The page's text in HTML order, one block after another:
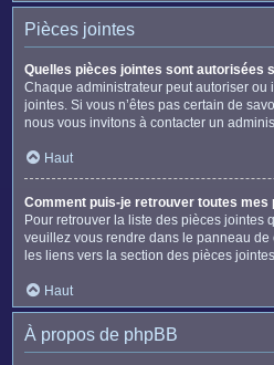
Pièces jointes
Quelles pièces jointes sont autorisées
Chaque administrateur peut autoriser ou
jointes. Si vous n’êtes pas certain de
nous vous invitons à contacter un
Haut
Comment puis-je retrouver toutes mes
Pour retrouver la liste des pièces jointes
veuillez vous rendre dans le panneau de
les liens vers la section des pièces
Haut
À propos de phpBB